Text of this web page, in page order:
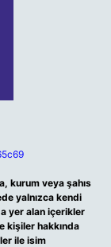
kurum veya şahıs
yalnızca kendi
yer alan içerikler
kişiler hakkında
ile isim